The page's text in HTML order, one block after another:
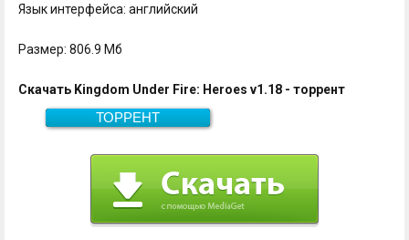
Язык интерфейса: английский
Размер: 806.9 Мб
Скачать Kingdom Under Fire: Heroes v1.18 - торрент
ТОРРЕНТ
806.9 Мб
Скачать